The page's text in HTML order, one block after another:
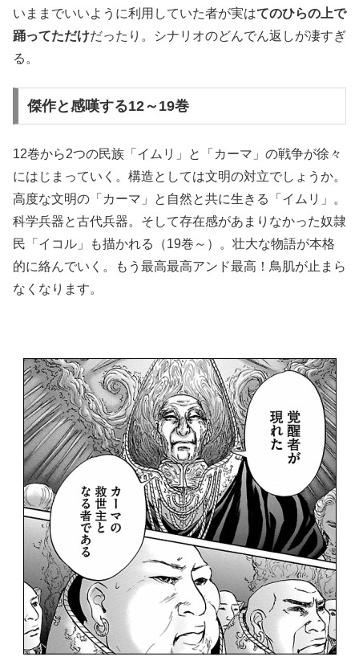
いままでいいように利用していた者が実はてのひらの上で
踊ってただけだったり。シナリオのどんでん返しが凄すぎ
る。
傑作と感嘆する12～19巻
12巻から2つの民族「イムリ」と「カーマ」の戦争が徐々
にはじまっていく。構造としては文明の対立でしょうか。
高度な文明の「カーマ」と自然と共に生きる「イムリ」。
科学兵器と古代兵器。そして存在感があまりなかった奴隷
民「イコル」も描かれる（19巻～）。壮大な物語が本格
的に絡んでいく。もう最高最高アンド最高！鳥肌が止まら
なくなります。